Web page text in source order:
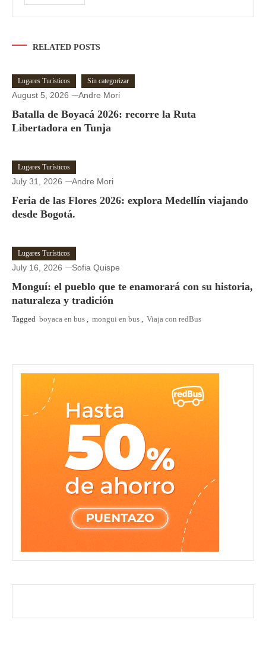
RELATED POSTS
Lugares Turísticos Sin categorizar
August 5, 2026 Andre Mori
Batalla de Boyacá 2026: recorre la Ruta
Libertadora en Tunja
Lugares Turísticos
July 31, 2026 Andre Mori
Feria de las Flores 2026: explora Medellín viajando
desde Bogotá.
Lugares Turísticos
July 16, 2026 Sofia Quispe
Monguí: el pueblo que te enamorará con su historia,
naturaleza y tradición
Tagged boyaca en bus , mongui en bus , Viaja con redBus